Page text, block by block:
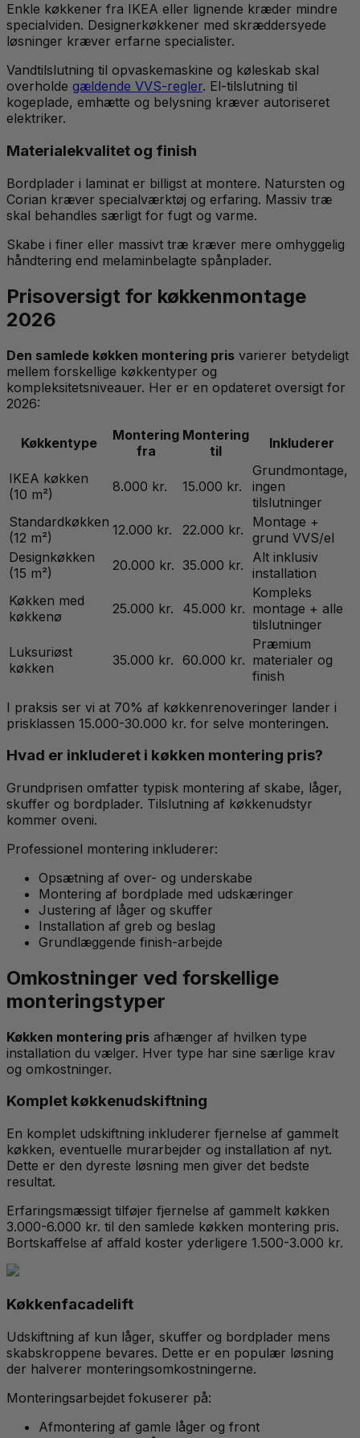
Enkle køkkener fra IKEA eller lignende kræder mindre
specialviden. Designerkøkkener med skræddersyede
løsninger kræver erfarne specialister.
Vandtilslutning til opvaskemaskine og køleskab skal
overholde gældende VVS-regler. El-tilslutning til
kogeplade, emhætte og belysning kræver autoriseret
elektriker.
Materialekvalitet og finish
Bordplader i laminat er billigst at montere. Natursten og
Corian kræver specialværktøj og erfaring. Massiv træ
skal behandles særligt for fugt og varme.
Skabe i finer eller massivt træ kræver mere omhyggelig
håndtering end melaminbelagte spånplader.
Prisoversigt for køkkenmontage
2026
Den samlede køkken montering pris varierer betydeligt
mellem forskellige køkkentyper og
kompleksitetsniveauer. Her er en opdateret oversigt for
2026:
Køkkentype
Montering
fra
Montering
til
Inkluderer
IKEA køkken
(10 m²)
8.000 kr. 15.000 kr.
Grundmontage,
ingen
tilslutninger
Standardkøkken
(12 m²)
12.000 kr. 22.000 kr.
Montage +
grund VVS/el
Designkøkken
(15 m²)
20.000 kr. 35.000 kr.
Alt inklusiv
installation
Køkken med
køkkenø
25.000 kr. 45.000 kr.
Kompleks
montage + alle
tilslutninger
Luksuriøst
køkken
35.000 kr. 60.000 kr.
Præmium
materialer og
finish
I praksis ser vi at 70% af køkkenrenoveringer lander i
prisklassen 15.000-30.000 kr. for selve monteringen.
Hvad er inkluderet i køkken montering pris?
Grundprisen omfatter typisk montering af skabe, låger,
skuffer og bordplader. Tilslutning af køkkenudstyr
kommer oveni.
Professionel montering inkluderer:
Opsætning af over- og underskabe
Montering af bordplade med udskæringer
Justering af låger og skuffer
Installation af greb og beslag
Grundlæggende finish-arbejde
Omkostninger ved forskellige
monteringstyper
Køkken montering pris afhænger af hvilken type
installation du vælger. Hver type har sine særlige krav
og omkostninger.
Komplet køkkenudskiftning
En komplet udskiftning inkluderer fjernelse af gammelt
køkken, eventuelle murarbejder og installation af nyt.
Dette er den dyreste løsning men giver det bedste
resultat.
Erfaringsmæssigt tilføjer fjernelse af gammelt køkken
3.000-6.000 kr. til den samlede køkken montering pris.
Bortskaffelse af affald koster yderligere 1.500-3.000 kr.
Køkkenfacadelift
Udskiftning af kun låger, skuffer og bordplader mens
skabskroppene bevares. Dette er en populær løsning
der halverer monteringsomkostningerne.
Monteringsarbejdet fokuserer på:
Afmontering af gamle låger og front